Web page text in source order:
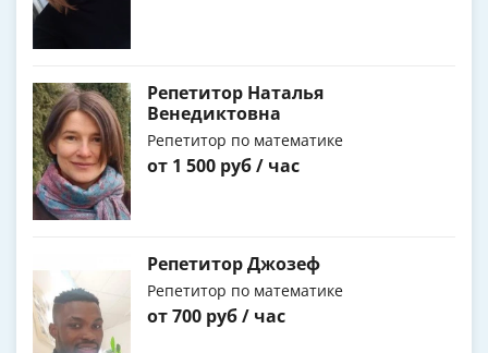
Репетитор Наталья
Венедиктовна
Репетитор по математике
от 1 500 руб / час
Репетитор Джозеф
Репетитор по математике
от 700 руб / час